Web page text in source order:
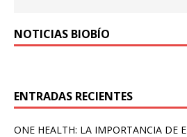
NOTICIAS BIOBÍO
ENTRADAS RECIENTES
ONE HEALTH: LA IMPORTANCIA DE